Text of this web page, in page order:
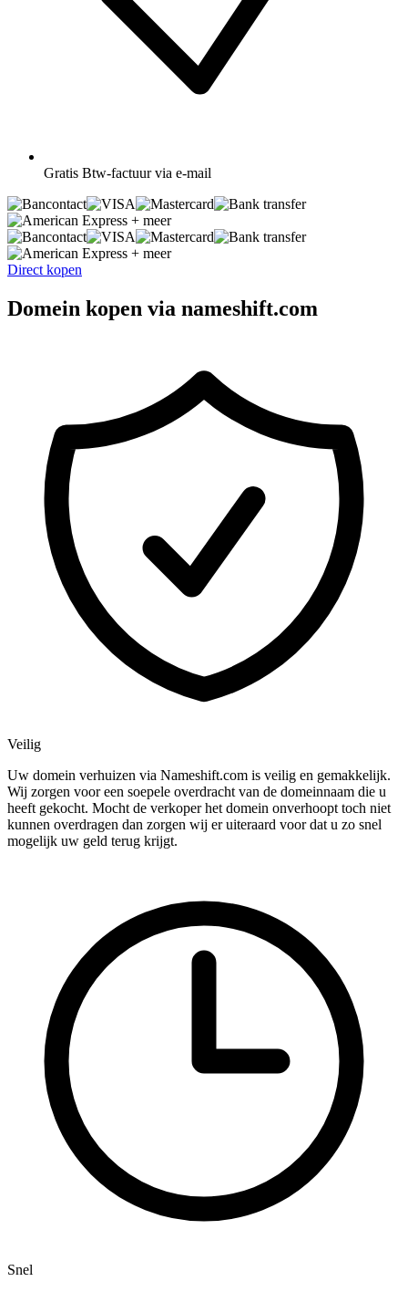
Gratis Btw-factuur via e-mail
+ meer
+ meer
Direct kopen
Domein kopen via nameshift.com
Veilig
Uw domein verhuizen via Nameshift.com is veilig en gemakkelijk.
Wij zorgen voor een soepele overdracht van de domeinnaam die u
heeft gekocht. Mocht de verkoper het domein onverhoopt toch niet
kunnen overdragen dan zorgen wij er uiteraard voor dat u zo snel
mogelijk uw geld terug krijgt.
Snel